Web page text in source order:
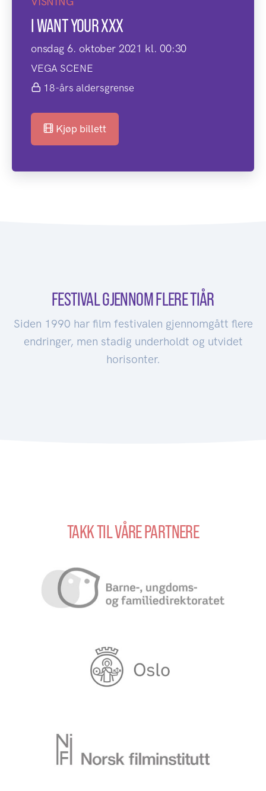
I WANT YOUR XXX
onsdag 6. oktober 2021 kl. 00:30
VEGA SCENE
18-års aldersgrense
Kjøp billett
FESTIVAL GJENNOM FLERE TIÅR
Siden 1990 har film festivalen gjennomgått flere
endringer, men stadig underholdt og utvidet
horisonter.
TAKK TIL VÅRE PARTNERE